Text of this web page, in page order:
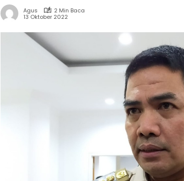
Agus
2 Min Baca
13 Oktober 2022